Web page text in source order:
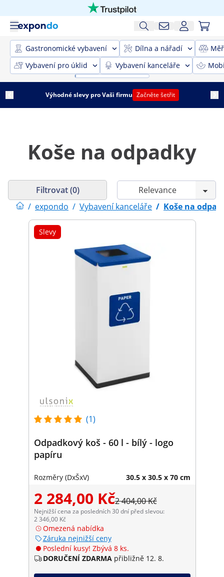
Gastronomické vybavení Dílna a nářadí
Vybavení pro úklid
Vybavení kanceláře
Výhodné slevy pro Vaši firmu Začněte šetřit
Koše na odpadky
/ expondo / Vybavení kanceláře / Koše na
Filtrovat (0)
Slevy
(1)
Odpadkový koš - 60 l - bílý - logo
papíru
Rozměry (DxŠxV) 30.5 x 30.5 x 70 cm
2 284,00 Kč2 404,00 Kč
Nejnižší cena za posledních 30 dní před slevou:
2 346,00 Kč
Omezená nabídka
Záruka nejnižší ceny
Poslední kusy! Zbývá 8 ks.
DORUČENÍ ZDARMA přibližně 12. 8.